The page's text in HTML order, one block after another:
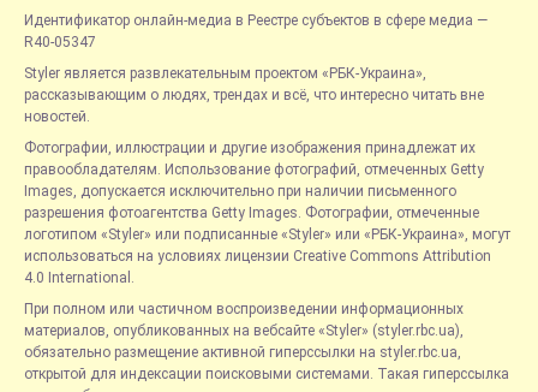
Идентификатор онлайн-медиа в Реестре субъектов в сфере медиа —
R40-05347
Styler является развлекательным проектом «РБК-Украина»,
рассказывающим о людях, трендах и всё, что интересно читать вне
новостей.
Фотографии, иллюстрации и другие изображения принадлежат их
правообладателям. Использование фотографий, отмеченных Getty
Images, допускается исключительно при наличии письменного
разрешения фотоагентства Getty Images. Фотографии, отмеченные
логотипом «Styler» или подписанные «Styler» или «РБК-Украина», могут
использоваться на условиях лицензии Creative Commons Attribution
4.0 International.
При полном или частичном воспроизведении информационных
материалов, опубликованных на вебсайте «Styler» (styler.rbc.ua),
обязательно размещение активной гиперссылки на styler.rbc.ua,
открытой для индексации поисковыми системами. Такая гиперссылка